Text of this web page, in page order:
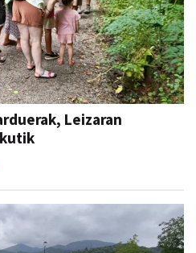
Leizaran